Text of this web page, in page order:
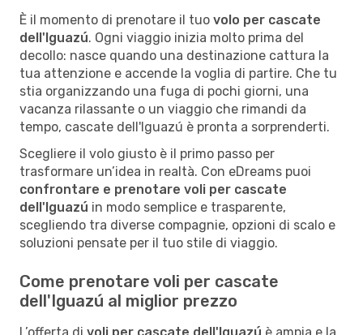
È il momento di prenotare il tuo volo per cascate
dell'Iguazú. Ogni viaggio inizia molto prima del
decollo: nasce quando una destinazione cattura la
tua attenzione e accende la voglia di partire. Che tu
stia organizzando una fuga di pochi giorni, una
vacanza rilassante o un viaggio che rimandi da
tempo, cascate dell'Iguazú è pronta a sorprenderti.
Scegliere il volo giusto è il primo passo per
trasformare un’idea in realtà. Con eDreams puoi
confrontare e prenotare voli per cascate
dell'Iguazú in modo semplice e trasparente,
scegliendo tra diverse compagnie, opzioni di scalo e
soluzioni pensate per il tuo stile di viaggio.
Come prenotare voli per cascate
dell'Iguazú al miglior prezzo